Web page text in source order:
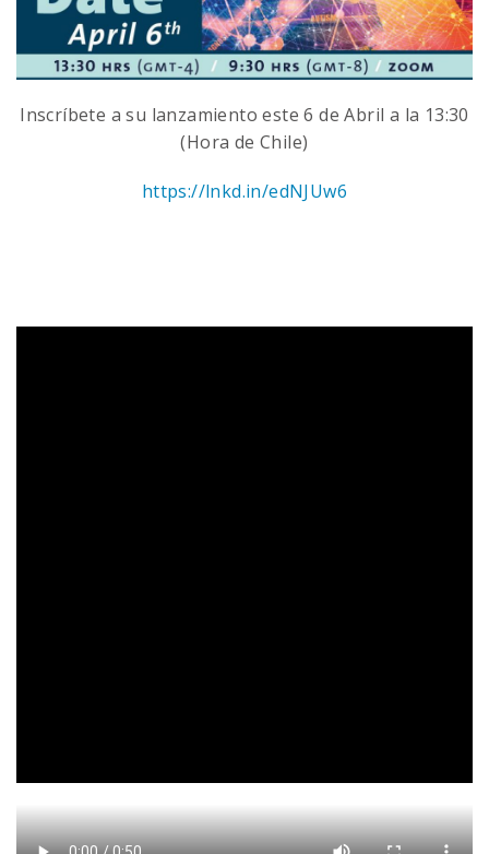
Inscríbete a su lanzamiento este 6 de Abril a la 13:30
(Hora de Chile)
https://lnkd.in/edNJUw6